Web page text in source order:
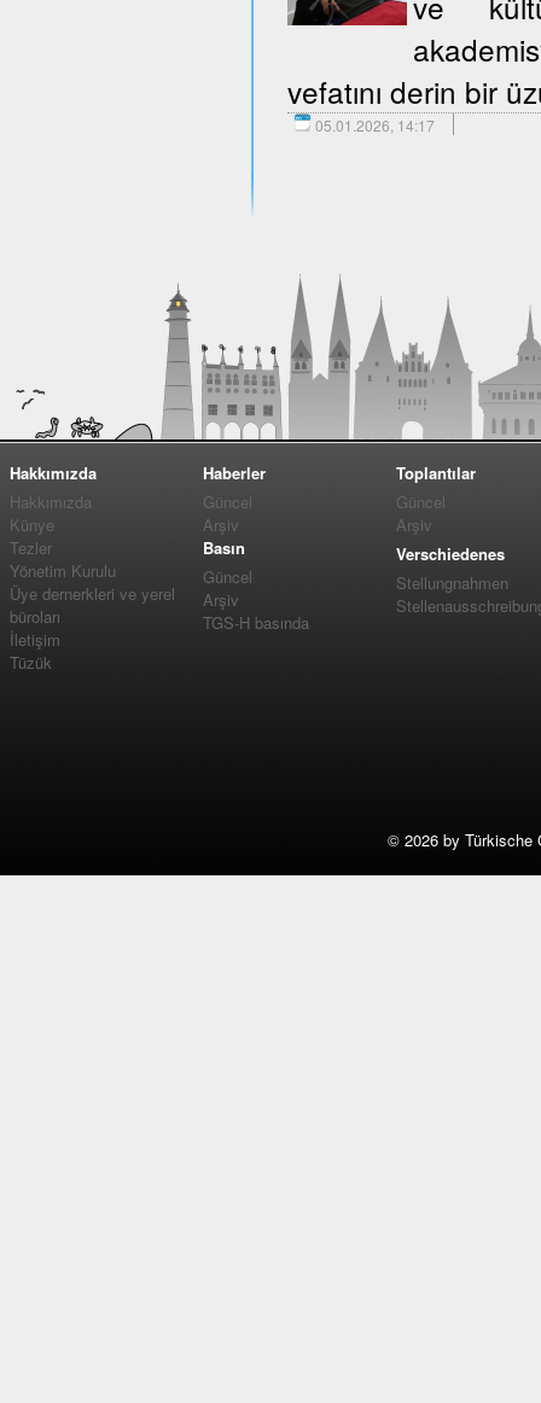
vefatını derin bir
05.01.2026, 14:17
Hakkımızda
Hakkımızda
Künye
Tezler
Yönetim Kurulu
Üye dernerkleri ve yerel
büroları
İletişim
Tüzük
Haberler
Güncel
Arşiv
Basın
Güncel
Arşiv
TGS-H basında
Toplantılar
Güncel
Arşiv
Verschiedenes
Stellungnahmen
© 2026 by Türkische